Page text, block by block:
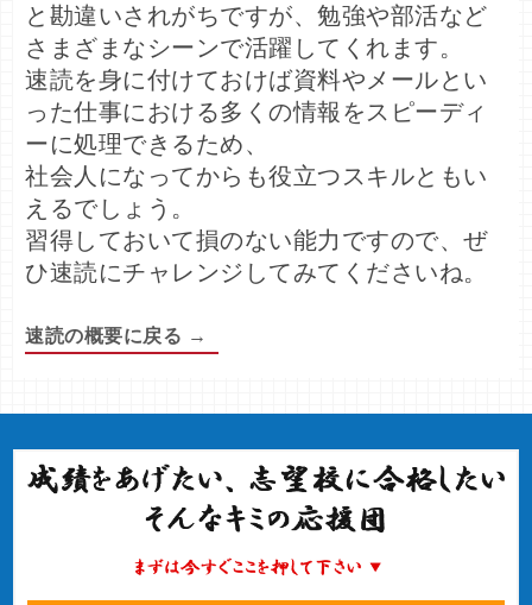
と勘違いされがちですが、勉強や部活など
さまざまなシーンで活躍してくれます。
速読を身に付けておけば資料やメールとい
った仕事における多くの情報をスピーディ
ーに処理できるため、
社会人になってからも役立つスキルともい
えるでしょう。
習得しておいて損のない能力ですので、ぜ
ひ速読にチャレンジしてみてくださいね。
速読の概要に戻る →